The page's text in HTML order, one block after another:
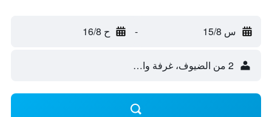
س 15/8 - ح 16/8
2 من الضيوف، غرفة واحدة